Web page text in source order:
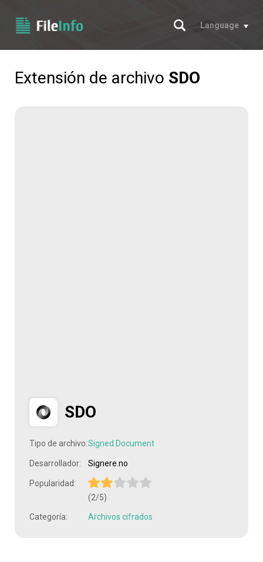
Buscar
Language
Extensión de archivo SDO
SDO
Tipo de archivo:Signed Document
Desarrollador: Signere.no
Popularidad:
(2/5)
Categoría: Archivos cifrados